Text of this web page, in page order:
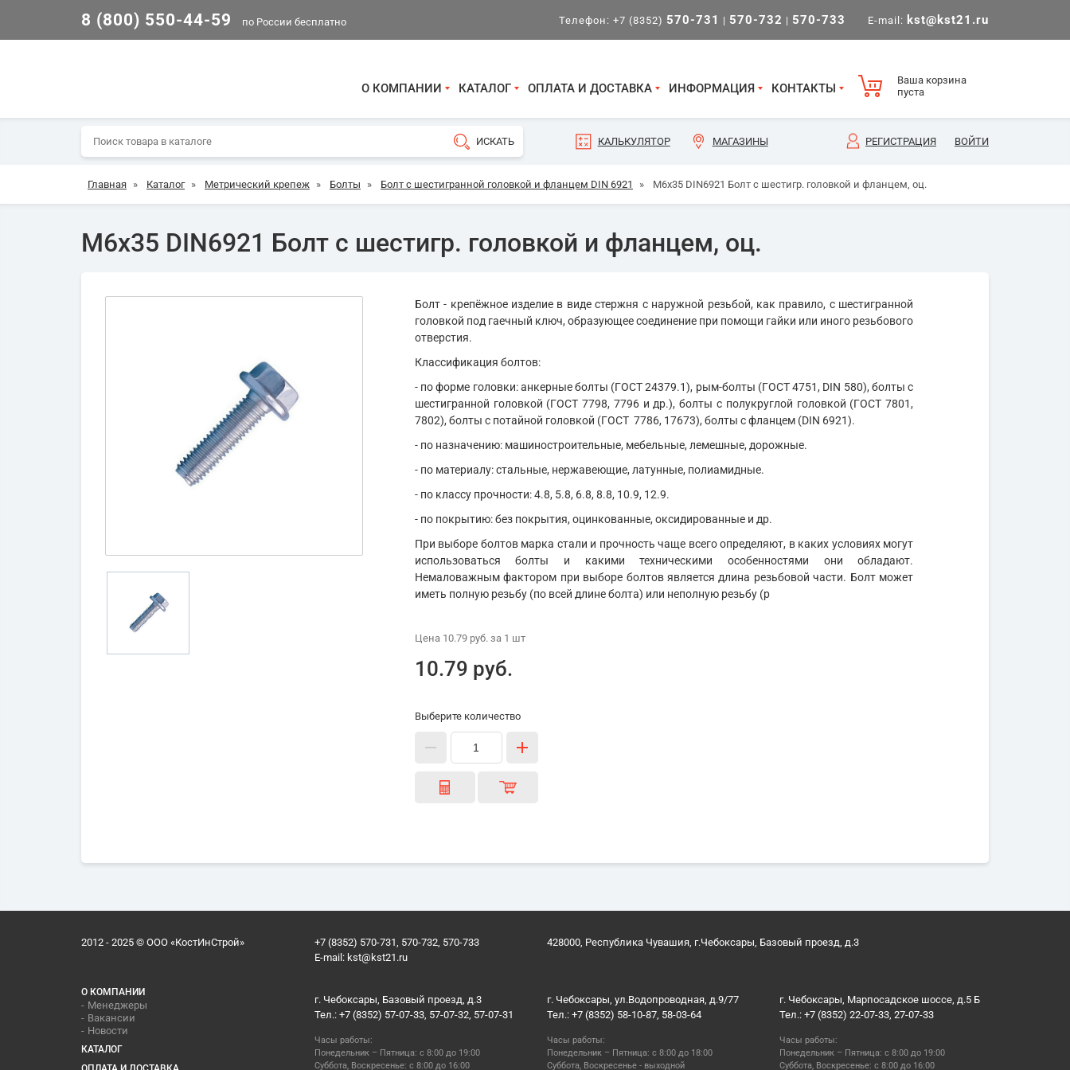
8 (800) 550-44-59 по России бесплатно Телефон: +7 (8352) 570-731 | 570-732 | 570-733 E-mail: kst@kst21.ru
О КОМПАНИИ КАТАЛОГ ОПЛАТА И ДОСТАВКА ИНФОРМАЦИЯ КОНТАКТЫ
Ваша корзина
пуста
КАЛЬКУЛЯТОР МАГАЗИНЫ РЕГИСТРАЦИЯ ВОЙТИ
Главная » Каталог » Метрический крепеж » Болты » Болт с шестигранной головкой и фланцем DIN 6921 » М6х35 DIN6921 Болт с шестигр. головкой и фланцем, оц.
М6х35 DIN6921 Болт с шестигр. головкой и фланцем, оц.
Болт - крепёжное изделие в виде стержня с наружной резьбой, как правило, с шестигранной
головкой под гаечный ключ, образующее соединение при помощи гайки или иного резьбового
отверстия.
Классификация болтов:
- по форме головки: анкерные болты (ГОСТ 24379.1), рым-болты (ГОСТ 4751, DIN 580), болты с
шестигранной головкой (ГОСТ 7798, 7796 и др.), болты с полукруглой головкой (ГОСТ 7801,
7802), болты с потайной головкой (ГОСТ 7786, 17673), болты с фланцем (DIN 6921).
- по назначению: машиностроительные, мебельные, лемешные, дорожные.
- по материалу: стальные, нержавеющие, латунные, полиамидные.
- по классу прочности: 4.8, 5.8, 6.8, 8.8, 10.9, 12.9.
- по покрытию: без покрытия, оцинкованные, оксидированные и др.
При выборе болтов марка стали и прочность чаще всего определяют, в каких условиях могут
использоваться болты и какими техническими особенностями они обладают.
Немаловажным фактором при выборе болтов является длина резьбовой части. Болт может
иметь полную резьбу (по всей длине болта) или неполную резьбу (р
Цена 10.79 руб.за 1 шт
10.79 руб.
Выберите количество
2012 - 2025 © ООО «КостИнСтрой»
+7 (8352) 570-731, 570-732, 570-733
E-mail: kst@kst21.ru
428000, Республика Чувашия, г.Чебоксары, Базовый проезд, д.3
О КОМПАНИИ
Менеджеры
Вакансии
Новости
КАТАЛОГ
г. Чебоксары, Базовый проезд, д.3
Тел.: +7 (8352) 57-07-33, 57-07-32, 57-07-31
Часы работы:
Понедельник – Пятница: с 8:00 до 19:00
Суббота, Воскресенье: с 8:00 до 16:00
г. Чебоксары, ул.Водопроводная, д.9/77
Тел.: +7 (8352) 58-10-87, 58-03-64
Часы работы:
Понедельник – Пятница: с 8:00 до 18:00
Суббота, Воскресенье - выходной
г. Чебоксары, Марпосадское шоссе, д.5 Б
Тел.: +7 (8352) 22-07-33, 27-07-33
Часы работы:
Понедельник – Пятница: с 8:00 до 19:00
Суббота, Воскресенье: с 8:00 до 16:00